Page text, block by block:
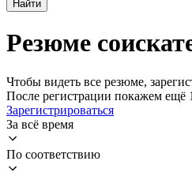
Найти
Резюме
Чтобы видеть все резюме,
После регистрации покажем ещё
Зарегистрироваться
За всё время
По соответствию